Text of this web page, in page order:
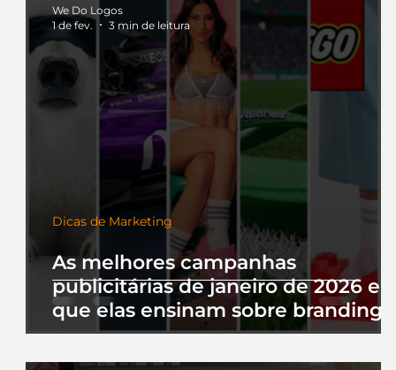
As melhores campanhas
publicitárias de janeiro de 2026 e
que elas ensinam sobre branding
Dicas de Marketing
We Do Logos
1 de fev.
3 min de leitura